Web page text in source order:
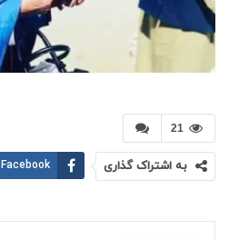
21
به اشتراک گذاری Facebook